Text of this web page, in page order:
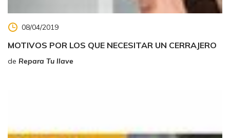
08/04/2019
MOTIVOS POR LOS QUE NECESITAR UN CERRAJERO
de Repara Tu llave